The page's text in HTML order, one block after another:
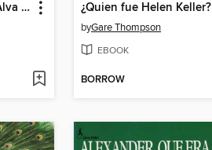
¿Quien fue Thomas Alva Edison? ¿Quien fue Helen Keller?
byGare Thompson
EBOOK
BORROW